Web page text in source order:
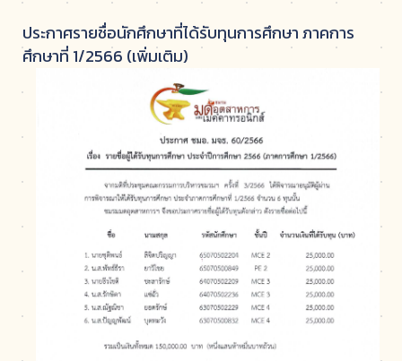
ประกาศรายชื่อนักศึกษาที่ได้รับทุนการศึกษา ภาคการ
ศึกษาที่ 1/2566 (เพิ่มเติม)